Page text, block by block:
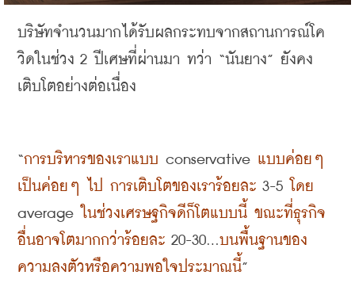
บริษัทจำนวนมากได้รับผลกระทบจากสถานการณ์โค
วิดในช่วง 2 ปีเศษที่ผ่านมา ทว่า “นันยาง” ยังคง
เติบโตอย่างต่อเนื่อง
“การบริหารของเราแบบ conservative แบบค่อยๆ
เป็นค่อยๆ ไป การเติบโตของเราร้อยละ 3-5 โดย
average
ในช่วงเศรษฐกิจดีก็โตแบบนี้ ขณะที่ธุรกิจ
อื่นอาจโตมากกว่าร้อยละ 20-30...บนพื้นฐานของ
ความลงตัวหรือความพอใจประมาณนี้”